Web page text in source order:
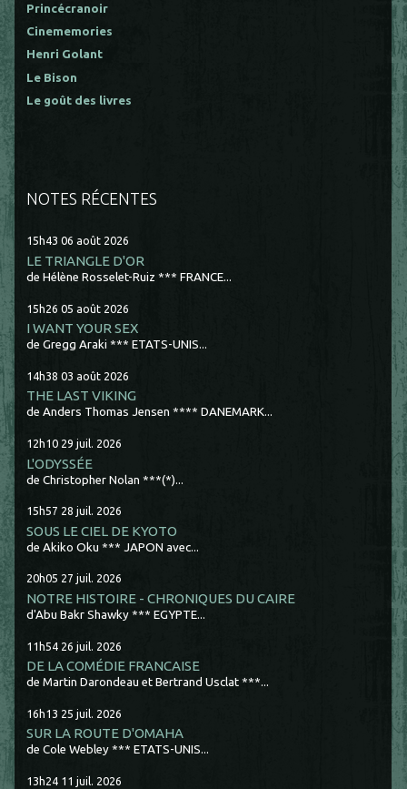
Princécranoir
Cinememories
Henri Golant
Le Bison
Le goût des livres
NOTES RÉCENTES
15h43 06 août 2026
LE TRIANGLE D'OR
de Hélène Rosselet-Ruiz *** FRANCE...
15h26 05 août 2026
I WANT YOUR SEX
de Gregg Araki *** ETATS-UNIS...
14h38 03 août 2026
THE LAST VIKING
de Anders Thomas Jensen **** DANEMARK...
12h10 29 juil. 2026
L'ODYSSÉE
de Christopher Nolan ***(*)...
15h57 28 juil. 2026
SOUS LE CIEL DE KYOTO
de Akiko Oku *** JAPON avec...
20h05 27 juil. 2026
NOTRE HISTOIRE - CHRONIQUES DU CAIRE
d'Abu Bakr Shawky *** EGYPTE...
11h54 26 juil. 2026
DE LA COMÉDIE FRANCAISE
de Martin Darondeau et Bertrand Usclat ***...
16h13 25 juil. 2026
SUR LA ROUTE D'OMAHA
de Cole Webley *** ETATS-UNIS...
13h24 11 juil. 2026